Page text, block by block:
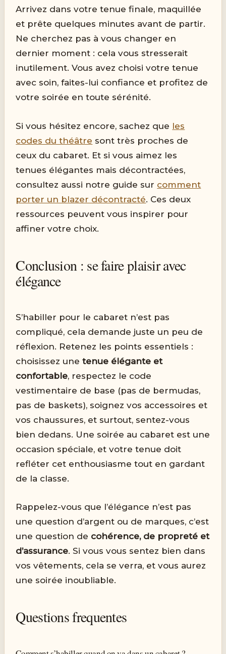
Arrivez dans votre tenue finale, maquillée
et prête quelques minutes avant de partir.
Ne cherchez pas à vous changer en
dernier moment : cela vous stresserait
inutilement. Vous avez choisi votre tenue
avec soin, faites-lui confiance et profitez de
votre soirée en toute sérénité.
Si vous hésitez encore, sachez que les
codes du théâtre sont très proches de
ceux du cabaret. Et si vous aimez les
tenues élégantes mais décontractées,
consultez aussi notre guide sur comment
porter un blazer décontracté. Ces deux
ressources peuvent vous inspirer pour
affiner votre choix.
Conclusion : se faire plaisir avec
élégance
S’habiller pour le cabaret n’est pas
compliqué, cela demande juste un peu de
réflexion. Retenez les points essentiels :
choisissez unetenue élégante et
confortable, respectez le code
vestimentaire de base (pas de bermudas,
pas de baskets), soignez vos accessoires et
vos chaussures, et surtout, sentez-vous
bien dedans. Une soirée au cabaret est une
occasion spéciale, et votre tenue doit
refléter cet enthousiasme tout en gardant
de la classe.
Rappelez-vous que l’élégance n’est pas
une question d’argent ou de marques, c’est
une question de cohérence, de propreté et
d’assurance. Si vous vous sentez bien dans
vos vêtements, cela se verra, et vous aurez
une soirée inoubliable.
Questions frequentes